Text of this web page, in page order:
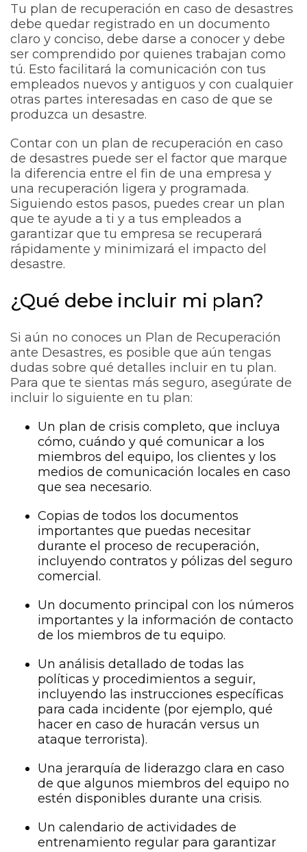
Tu plan de recuperación en caso de desastres
debe quedar registrado en un documento
claro y conciso, debe darse a conocer y debe
ser comprendido por quienes trabajan como
tú. Esto facilitará la comunicación con tus
empleados nuevos y antiguos y con cualquier
otras partes interesadas en caso de que se
produzca un desastre.
Contar con un plan de recuperación en caso
de desastres puede ser el factor que marque
la diferencia entre el fin de una empresa y
una recuperación ligera y programada.
Siguiendo estos pasos, puedes crear un plan
que te ayude a ti y a tus empleados a
garantizar que tu empresa se recuperará
rápidamente y minimizará el impacto del
desastre.
¿Qué debe incluir mi plan?
Si aún no conoces un Plan de Recuperación
ante Desastres, es posible que aún tengas
dudas sobre qué detalles incluir en tu plan.
Para que te sientas más seguro, asegúrate de
incluir lo siguiente en tu plan:
Un plan de crisis completo, que incluya
cómo, cuándo y qué comunicar a los
miembros del equipo, los clientes y los
medios de comunicación locales en caso
que sea necesario.
Copias de todos los documentos
importantes que puedas necesitar
durante el proceso de recuperación,
incluyendo contratos y pólizas del seguro
comercial.
Un documento principal con los números
importantes y la información de contacto
de los miembros de tu equipo.
Un análisis detallado de todas las
políticas y procedimientos a seguir,
incluyendo las instrucciones específicas
para cada incidente (por ejemplo, qué
hacer en caso de huracán versus un
ataque terrorista).
Una jerarquía de liderazgo clara en caso
de que algunos miembros del equipo no
estén disponibles durante una crisis.
Un calendario de actividades de
entrenamiento regular para garantizar